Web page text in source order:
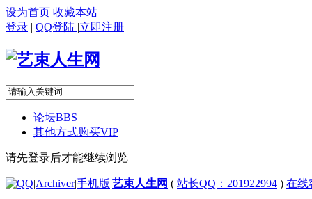
设为首页 收藏本站
登录 | QQ登陆 |立即注册
论坛BBS
其他方式购买VIP
请先登录后才能继续浏览
|Archiver|手机版|艺束人生网 ( 站长QQ：201922994 ) 在线